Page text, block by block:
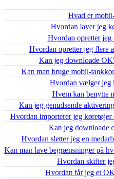
Hvad er
Hvordan laver jeg
Hvordan opretter jeg
Hvordan opretter jeg flere
Kan jeg downloade
Kan man bruge mobil-
Hvordan vælger jeg
Hvem kan benytte
Kan jeg genudsende
Hvordan importerer jeg køretøjer
Kan jeg downloade
Hvordan sletter jeg en
Kan man lave begrænsninger på
Hvordan skifter
Hvordan får jeg et